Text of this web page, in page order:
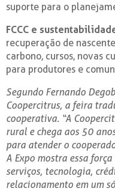
suporte para o
FCCC e
recuperação de
carbono, cursos, novas
para produtores e
Segundo Fernando
Coopercitrus, a feira
cooperativa. “A
rural e chega aos 50
para atender o
A Expo mostra essa
serviços, tecnologia,
relacionamento em um